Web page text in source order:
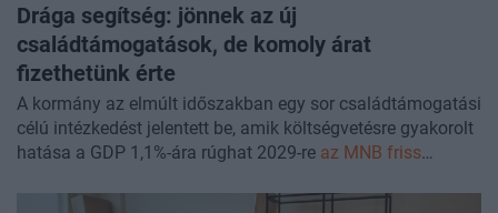
Drága segítség: jönnek az új
családtámogatások, de komoly árat
fizethetünk érte
A kormány az elmúlt időszakban egy sor családtámogatási
célú intézkedést jelentett be, amik költségvetésre gyakorolt
hatása a GDP 1,1%-ára rúghat 2029-re az MNB friss
alacsonyabb jövedelemmel rendelkezők profitálhatnak a